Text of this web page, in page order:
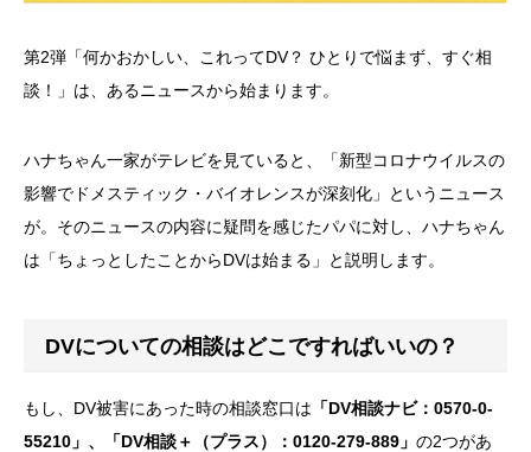
第2弾「何かおかしい、これってDV？ ひとりで悩まず、すぐ相
談！」は、あるニュースから始まります。
ハナちゃん一家がテレビを見ていると、「新型コロナウイルスの
影響でドメスティック・バイオレンスが深刻化」というニュース
が。そのニュースの内容に疑問を感じたパパに対し、ハナちゃん
は「ちょっとしたことからDVは始まる」と説明します。
DVについての相談はどこですればいいの？
もし、DV被害にあった時の相談窓口は 「DV相談ナビ：0570-0-
55210」、「DV相談＋（プラス）：0120-279-889」 の2つがあ